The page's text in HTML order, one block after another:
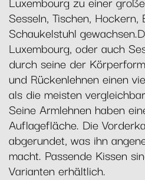
Sesseln, Tischen,
Schaukelstuhl
Luxembourg, oder auch
durch seine der
und Rückenlehnen einen
als die meisten
Seine Armlehnen haben
Auflagefläche. Die
abgerundet, was ihn
macht. Passende Kissen
Varianten erhältlich.